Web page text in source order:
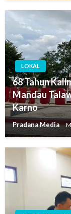
LOKAL
68 Tahun
Mandau
Karno
Pradana Media